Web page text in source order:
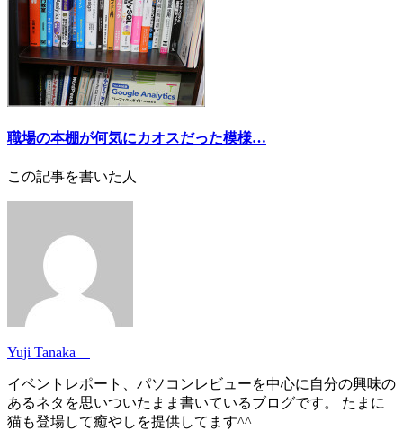
職場の本棚が何気にカオスだった模様…
この記事を書いた人
Yuji Tanaka
イベントレポート、パソコンレビューを中心に自分の興味の
あるネタを思いついたまま書いているブログです。 たまに
猫も登場して癒やしを提供してます^^